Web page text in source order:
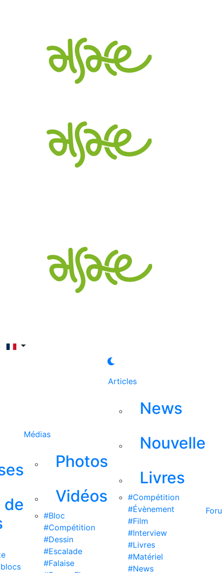
de
Médias
Photos
Vidéos
#Bloc
#Compétition
#Dessin
#Escalade
#Falaise
Articles
News
Nouvelle
Livres
#Compétition
#Évènement
#Film
#Interview
#Livres
#Matériel
#News